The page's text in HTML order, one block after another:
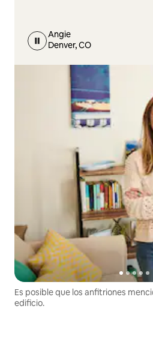
Angie
Denver, CO
Es posible que los anfitriones
edificio.